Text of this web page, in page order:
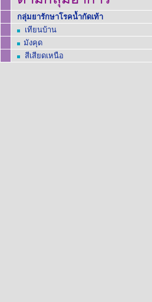
กลุ่มยารักษาโรคน้ำกัดเท้า
เทียนบ้าน
มังคุด
สีเสียดเหนือ